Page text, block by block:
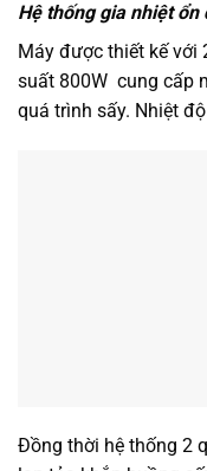
Hệ thống gia nhiệt ổn
Máy được thiết kế với
suất 800W cung cấp
quá trình sấy. Nhiệt
Đồng thời hệ thống 2